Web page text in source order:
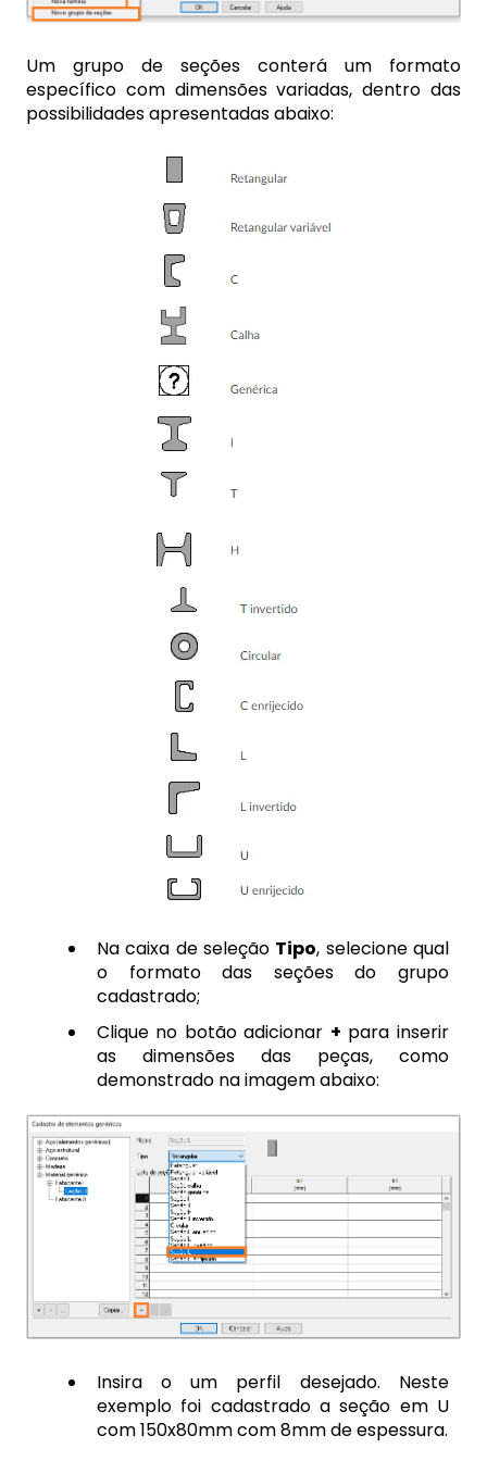
Um grupo de seções conterá um formato
específico com dimensões variadas, dentro das
possibilidades apresentadas abaixo:
Na caixa de seleção Tipo, selecione qual
o formato das seções do grupo
cadastrado;
Clique no botão adicionar + para inserir
as dimensões das peças, como
demonstrado na imagem abaixo:
Insira o um perfil desejado. Neste
exemplo foi cadastrado a seção em U
com 150x80mm com 8mm de espessura.